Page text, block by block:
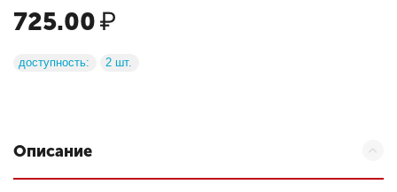
725.00₽
доступность: 2 шт.
Описание